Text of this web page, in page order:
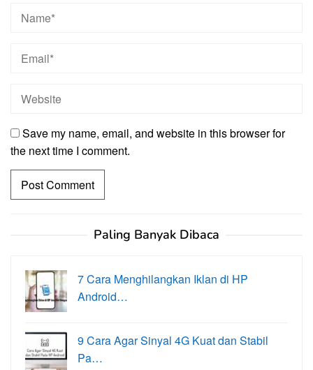
Save my name, email, and website in this browser for
the next time I comment.
Paling Banyak Dibaca
7 Cara Menghilangkan Iklan di HP
Android…
9 Cara Agar Sinyal 4G Kuat dan Stabil
Pa…